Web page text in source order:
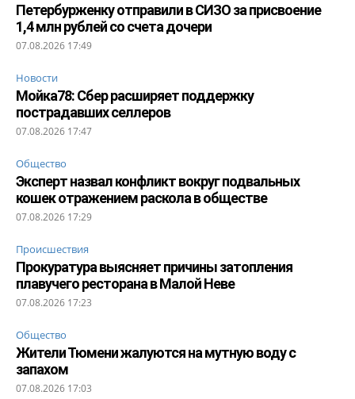
Петербурженку отправили в СИЗО за присвоение
1,4 млн рублей со счета дочери
07.08.2026 17:49
Новости
Мойка78: Сбер расширяет поддержку
пострадавших селлеров
07.08.2026 17:47
Общество
Эксперт назвал конфликт вокруг подвальных
кошек отражением раскола в обществе
07.08.2026 17:29
Происшествия
Прокуратура выясняет причины затопления
плавучего ресторана в Малой Неве
07.08.2026 17:23
Общество
Жители Тюмени жалуются на мутную воду с
запахом
07.08.2026 17:03